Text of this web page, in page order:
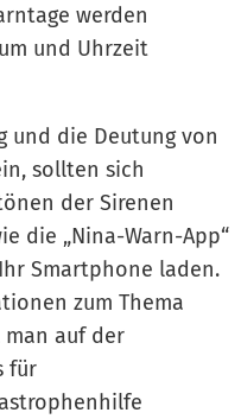
werden
und Uhrzeit
und die Deutung von
sollten sich
der Sirenen
die „Nina-Warn-App“
Smartphone laden.
zum Thema
auf der
für